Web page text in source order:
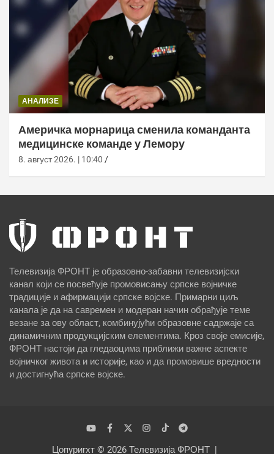
АНАЛИЗЕ
Америчка морнарица сменила команданта
медицинске команде у Лемору
8. август 2026. | 10:40
Телевизија ФРОНТ је образовно-забавни телевизијски
канал који се посвећује промовисању српске војничке
традиције и афирмацији српске војске. Примарни циљ
канала је да на савремен и модеран начин обрађује теме
везане за ову област, комбинујући образовне садржаје са
динамичним продукцијским елементима. Кроз своје емисије,
ФРОНТ настоји да гледаоцима приближи важне аспекте
војничког живота и историје, као и да промовише вредности
и достигнућа српске војске.
Цопyригхт © 2026 Телевизија ФРОНТ